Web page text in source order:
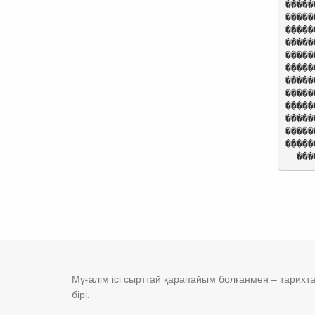
Мұғалім ісі сырттай қарапайым болғанмен –
бірі.